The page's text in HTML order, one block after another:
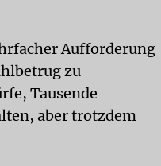
Aufforderung
zu
Tausende
aber trotzdem